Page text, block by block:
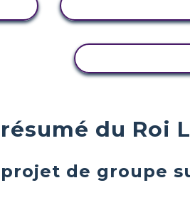
du Roi
de groupe